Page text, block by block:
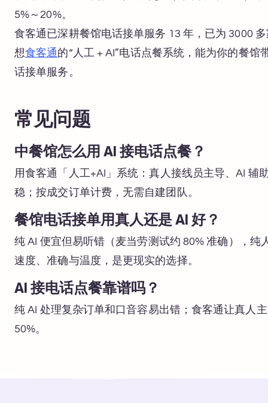
5%～20%。
食客通已深耕餐馆电话接单服务 13 年，已为 3000
想食客通的“人工 + AI”电话点餐系统，能为你的餐
话接单服务。
常见问题
中餐馆怎么用 AI 接电话点餐？
用食客通「人工+AI」系统：真人接线员主导、AI 辅
稳；按成交订单计费，无需自建团队。
餐馆电话接单用真人还是 AI 好？
纯 AI 便宜但易听错（麦当劳测试约 80% 准确），
速度、准确与温度，是更现实的选择。
AI 接电话点餐靠谱吗？
纯 AI 处理复杂订单和口音容易出错；食客通让真人
50%。